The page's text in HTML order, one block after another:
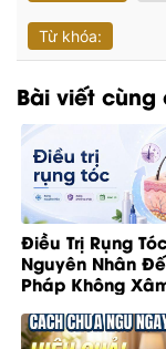
Từ khóa:
Bài viết cùng
Điều Trị Rụng
Nguyên Nhân
Pháp Không